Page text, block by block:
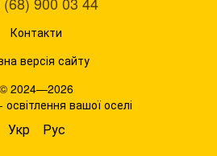
Контакти
версія сайту
© 2024—2026
освітлення вашої оселі
Укр Рус